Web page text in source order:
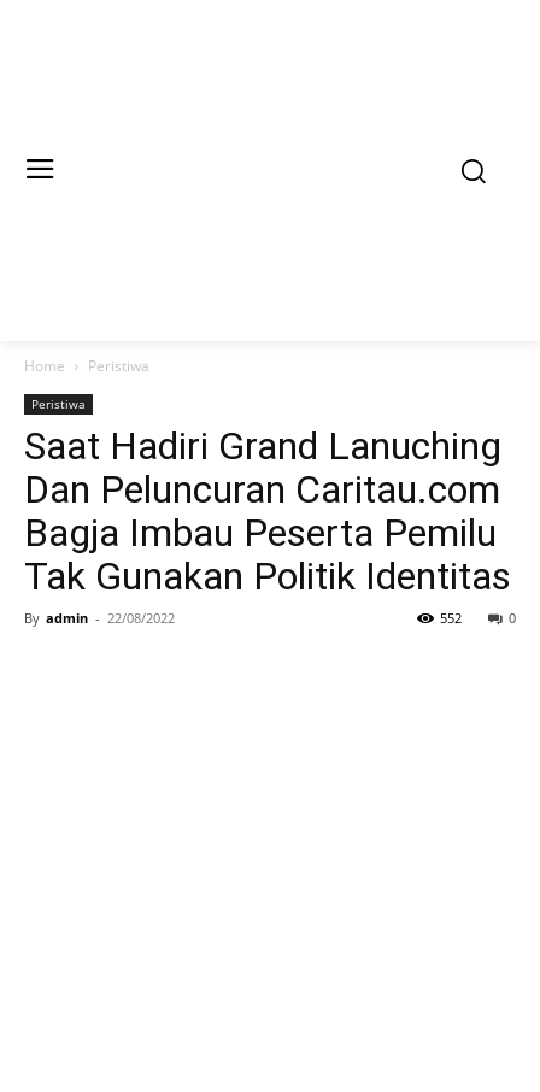
Home Peristiwa
Peristiwa
Saat Hadiri Grand Lanuching
Dan Peluncuran Caritau.com
Bagja Imbau Peserta Pemilu
Tak Gunakan Politik Identitas
By admin - 22/08/2022 0
552